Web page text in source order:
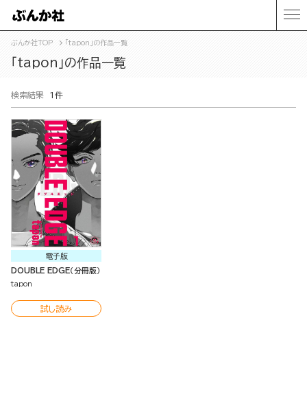
ぶんか社TOP 「tapon」の作品一覧
「tapon」の作品一覧
検索結果 1件
電子版
DOUBLE EDGE（分冊版）
tapon
試し読み